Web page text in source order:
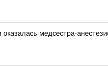
медсестра-